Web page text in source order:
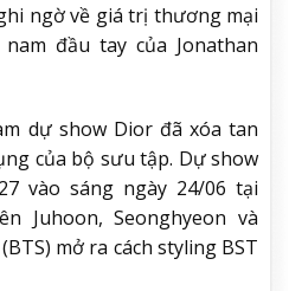
ngờ về giá trị thương mại
đầu tay của Jonathan
dự show Dior đã xóa tan
của bộ sưu tập. Dự show
vào sáng ngày 24/06 tại
Juhoon, Seonghyeon và
mở ra cách styling BST